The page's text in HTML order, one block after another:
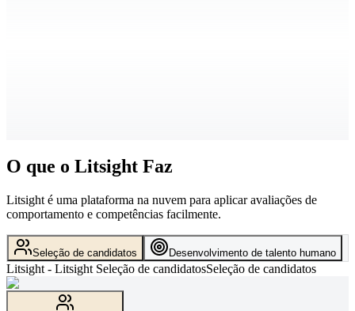
O que o Litsight Faz
Litsight é uma plataforma na nuvem para aplicar avaliações de
comportamento e competências facilmente.
Seleção de candidatos Desenvolvimento de talento humano
Litsight - Litsight Seleção de candidatosSeleção de candidatos